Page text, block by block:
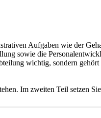
Aufgaben wie der
sowie die
wichtig, sondern
Im zweiten Teil setzen